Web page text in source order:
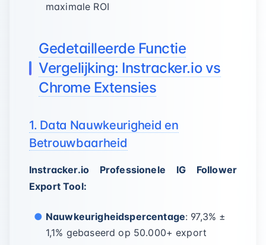
maximale ROI
Gedetailleerde Functie
Vergelijking: Instracker.io vs
Chrome Extensies
1. Data Nauwkeurigheid en
Betrouwbaarheid
Instracker.io Professionele IG Follower
Export Tool:
Nauwkeurigheidspercentage: 97,3% ±
1,1% gebaseerd op 50.000+ export